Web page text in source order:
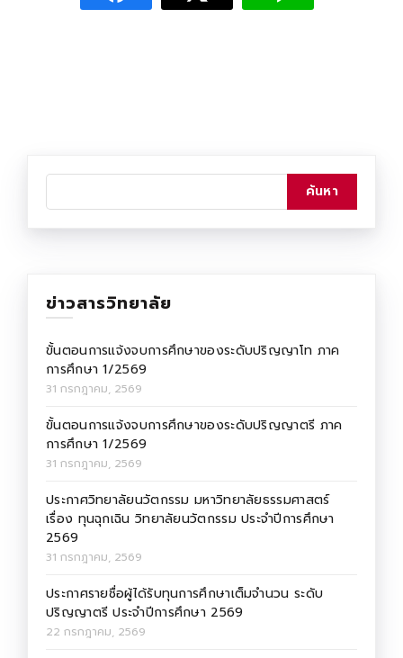
ข่าวสารวิทยาลัย
ขั้นตอนการแจ้งจบการศึกษาของระดับปริญญาโท ภาค
การศึกษา 1/2569
31 กรกฎาคม, 2569
ขั้นตอนการแจ้งจบการศึกษาของระดับปริญญาตรี ภาค
การศึกษา 1/2569
31 กรกฎาคม, 2569
ประกาศวิทยาลัยนวัตกรรม มหาวิทยาลัยธรรมศาสตร์
เรื่อง ทุนฉุกเฉิน วิทยาลัยนวัตกรรม ประจำปีการศึกษา
2569
31 กรกฎาคม, 2569
ประกาศรายชื่อผู้ได้รับทุนการศึกษาเต็มจำนวน ระดับ
ปริญญาตรี ประจำปีการศึกษา 2569
22 กรกฎาคม, 2569